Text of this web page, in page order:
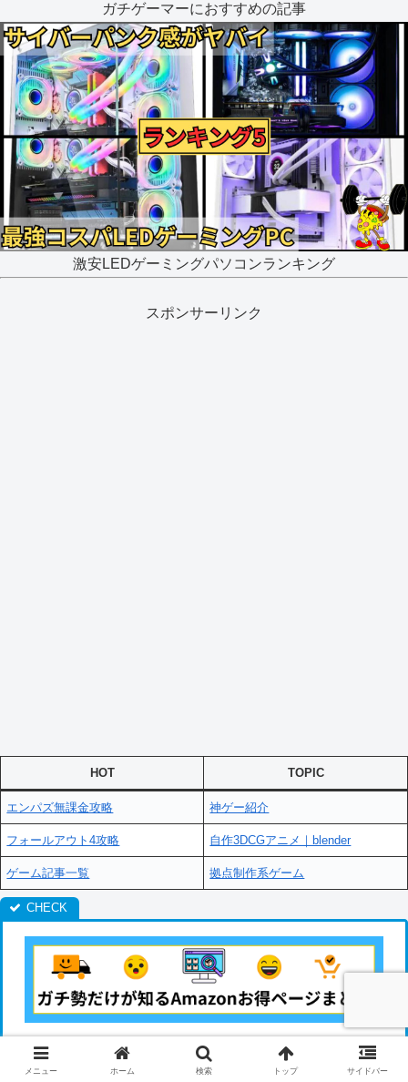
ガチゲーマーにおすすめの記事
激安LEDゲーミングパソコンランキング
スポンサーリンク
HOT TOPIC
エンパズ無課金攻略 神ゲー紹介
フォールアウト4攻略 自作3DCGアニメ｜blender
ゲーム記事一覧 拠点制作系ゲーム
ピザゲームショップ by.Amazon | ピザゲーム@アフタ
メニュー ホーム 検索 トップ サイドバー